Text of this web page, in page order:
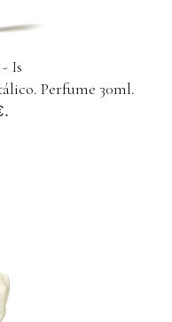
Is
Perfume 30ml.